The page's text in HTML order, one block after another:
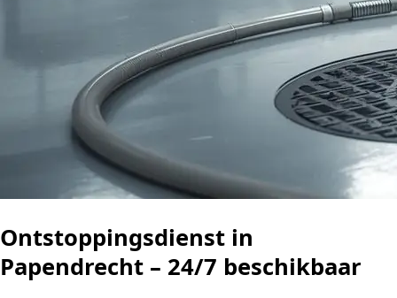
Ontstoppingsdienst in
Papendrecht – 24/7 beschikbaar